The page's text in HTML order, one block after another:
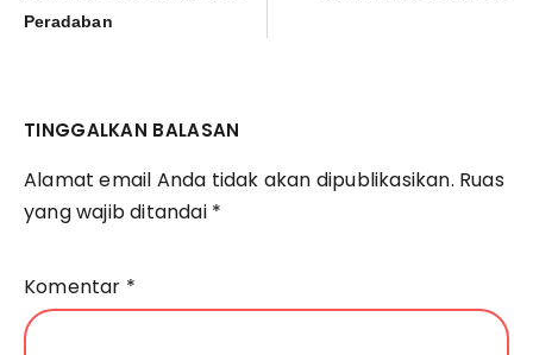
Peradaban
TINGGALKAN BALASAN
Alamat email Anda tidak akan dipublikasikan. Ruas
yang wajib ditandai *
Komentar *